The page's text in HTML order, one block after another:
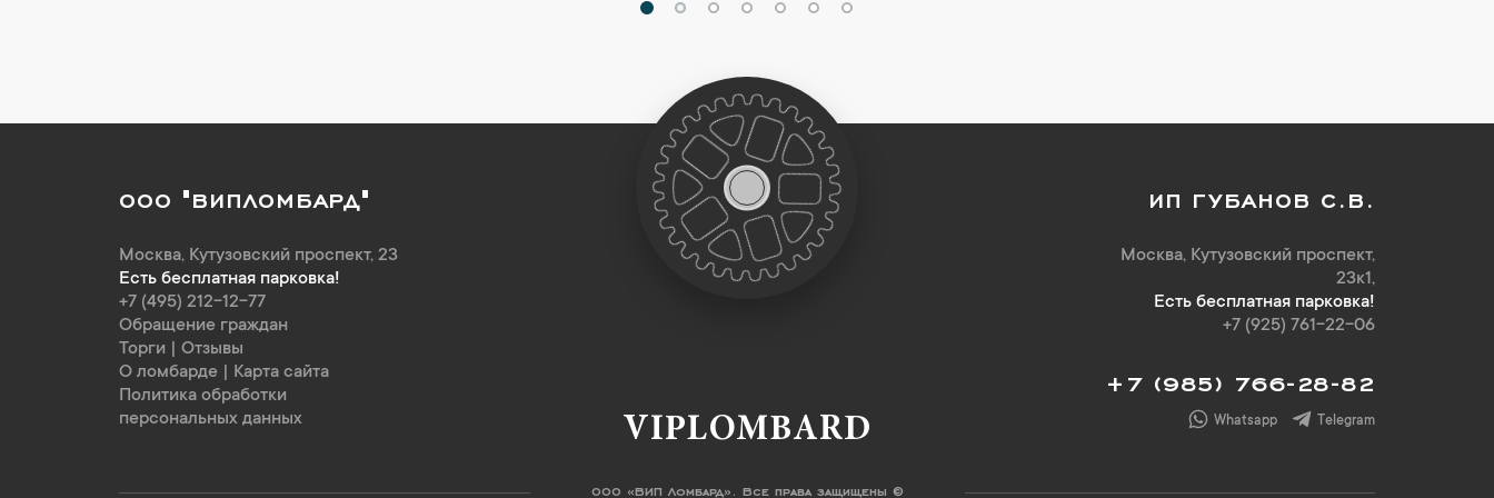
ООО "ВИПЛОМБАРД"
Москва, Кутузовский проспект, 23
Есть бесплатная парковка!
+7 (495) 212-12-77
Обращение граждан
Торги
Отзывы
О ломбарде
Карта сайта
Политика обработки
персональных данных
ИП ГУБАНОВ С.В.
Москва, Кутузовский проспект,
23к1,
Есть бесплатная парковка!
+7 (925) 761-22-06
+7 (985) 766-28-82
Whatsapp Telegram
VIPLOMBARD
ООО «ВИП Ломбард». Все права защищены ©